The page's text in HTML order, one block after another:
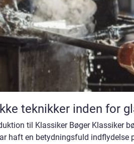
teknikker inden for
til Klassiker Bøger Klassiker
haft en betydningsfuld indflydelse